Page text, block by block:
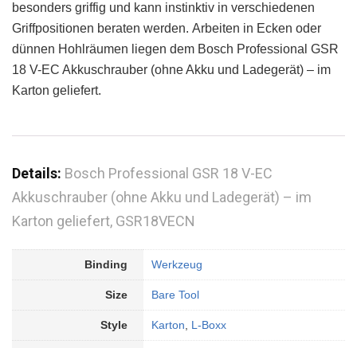
besonders griffig und kann instinktiv in verschiedenen
Griffpositionen beraten werden. Arbeiten in Ecken oder
dünnen Hohlräumen liegen dem Bosch Professional GSR
18 V-EC Akkuschrauber (ohne Akku und Ladegerät) – im
Karton geliefert.
Details: Bosch Professional GSR 18 V-EC
Akkuschrauber (ohne Akku und Ladegerät) – im
Karton geliefert, GSR18VECN
Binding Werkzeug
Size Bare Tool
Style Karton L-Boxx